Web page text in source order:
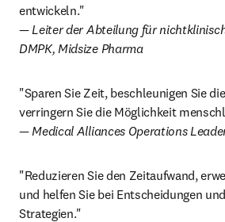
— Leiter der Abteilung für
DMPK, Midsize Pharma
"Sparen Sie Zeit, beschleunigen Sie
— Medical Alliances Operations
"Reduzieren Sie den Zeitaufwand,
und helfen Sie bei Entscheidungen